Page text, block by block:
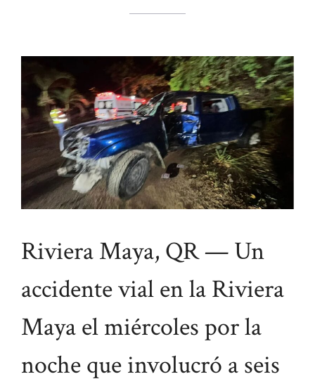
Riviera Maya, QR — Un
accidente vial en la Riviera
Maya el miércoles por la
noche que involucró a seis